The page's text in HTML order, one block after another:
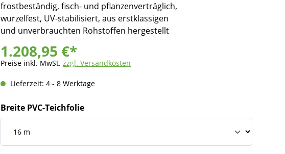
frostbeständig, fisch- und pflanzenverträglich,
wurzelfest, UV-stabilisiert, aus erstklassigen
und unverbrauchten Rohstoffen hergestellt
1.208,95 €*
Preise inkl. MwSt.zzgl. Versandkosten
Lieferzeit: 4 - 8 Werktage
Breite PVC-Teichfolie